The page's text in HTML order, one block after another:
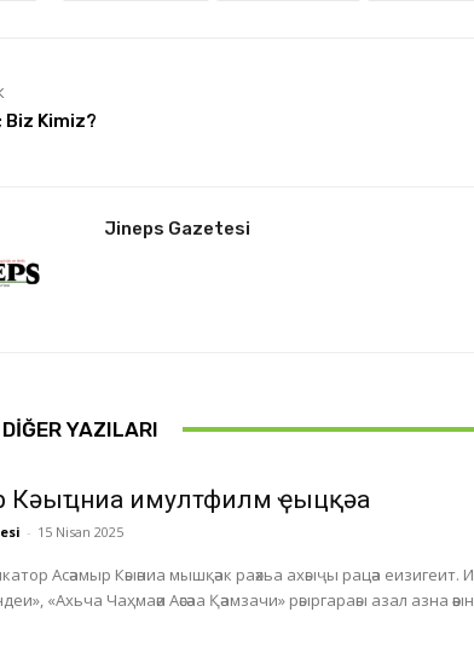
Kimiz?
Jineps Gazetesi
YAZILARI
Кәыҵниа имултфилм ҿыцқәа
- 15 Nisan 2025
Асәамыр Кәыәниа мышқәак раәхьа ахәыҷы рацәа еизигеит.
«Ахьча Чаҳмаәи Аәсәаа Қәамзачи» рәыргараәы азал азна